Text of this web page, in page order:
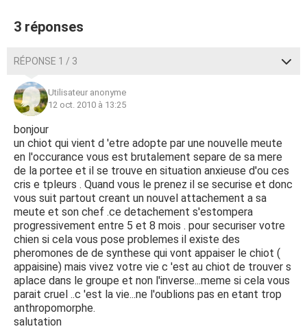
3 réponses
RÉPONSE 1 / 3
Utilisateur anonyme
12 oct. 2010 à 13:25
bonjour
un chiot qui vient d 'etre adopte par une nouvelle meute
en l'occurance vous est brutalement separe de sa mere
de la portee et il se trouve en situation anxieuse d'ou ces
cris e tpleurs . Quand vous le prenez il se securise et donc
vous suit partout creant un nouvel attachement a sa
meute et son chef .ce detachement s'estompera
progressivement entre 5 et 8 mois . pour securiser votre
chien si cela vous pose problemes il existe des
pheromones de de synthese qui vont appaiser le chiot (
appaisine) mais vivez votre vie c 'est au chiot de trouver s
aplace dans le groupe et non l'inverse...meme si cela vous
parait cruel ..c 'est la vie...ne l'oublions pas en etant trop
anthropomorphe.
salutation